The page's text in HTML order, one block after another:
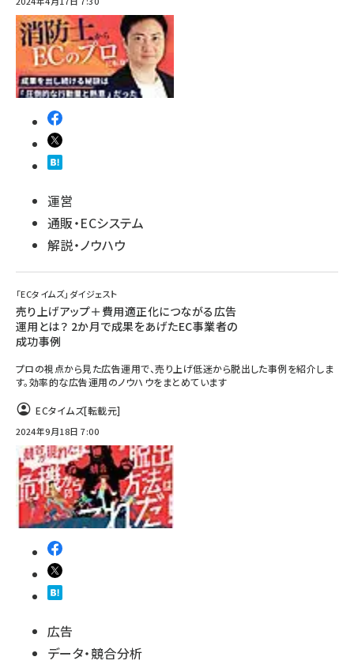
運営
通販・ECシステム
解説・ノウハウ
「ECタイムズ」ダイジェスト
売り上げアップ＋費用適正化につながる広告
運用とは？ 2か月で成果をあげたEC事業者の
成功事例
プロの視点から見た広告運用で、売り上げ低迷から脱出した事例を紹介しま
す。効率的な広告運用のノウハウをまとめています
ECタイムズ[転載元]
2024年9月18日 7:00
広告
データ・競合分析